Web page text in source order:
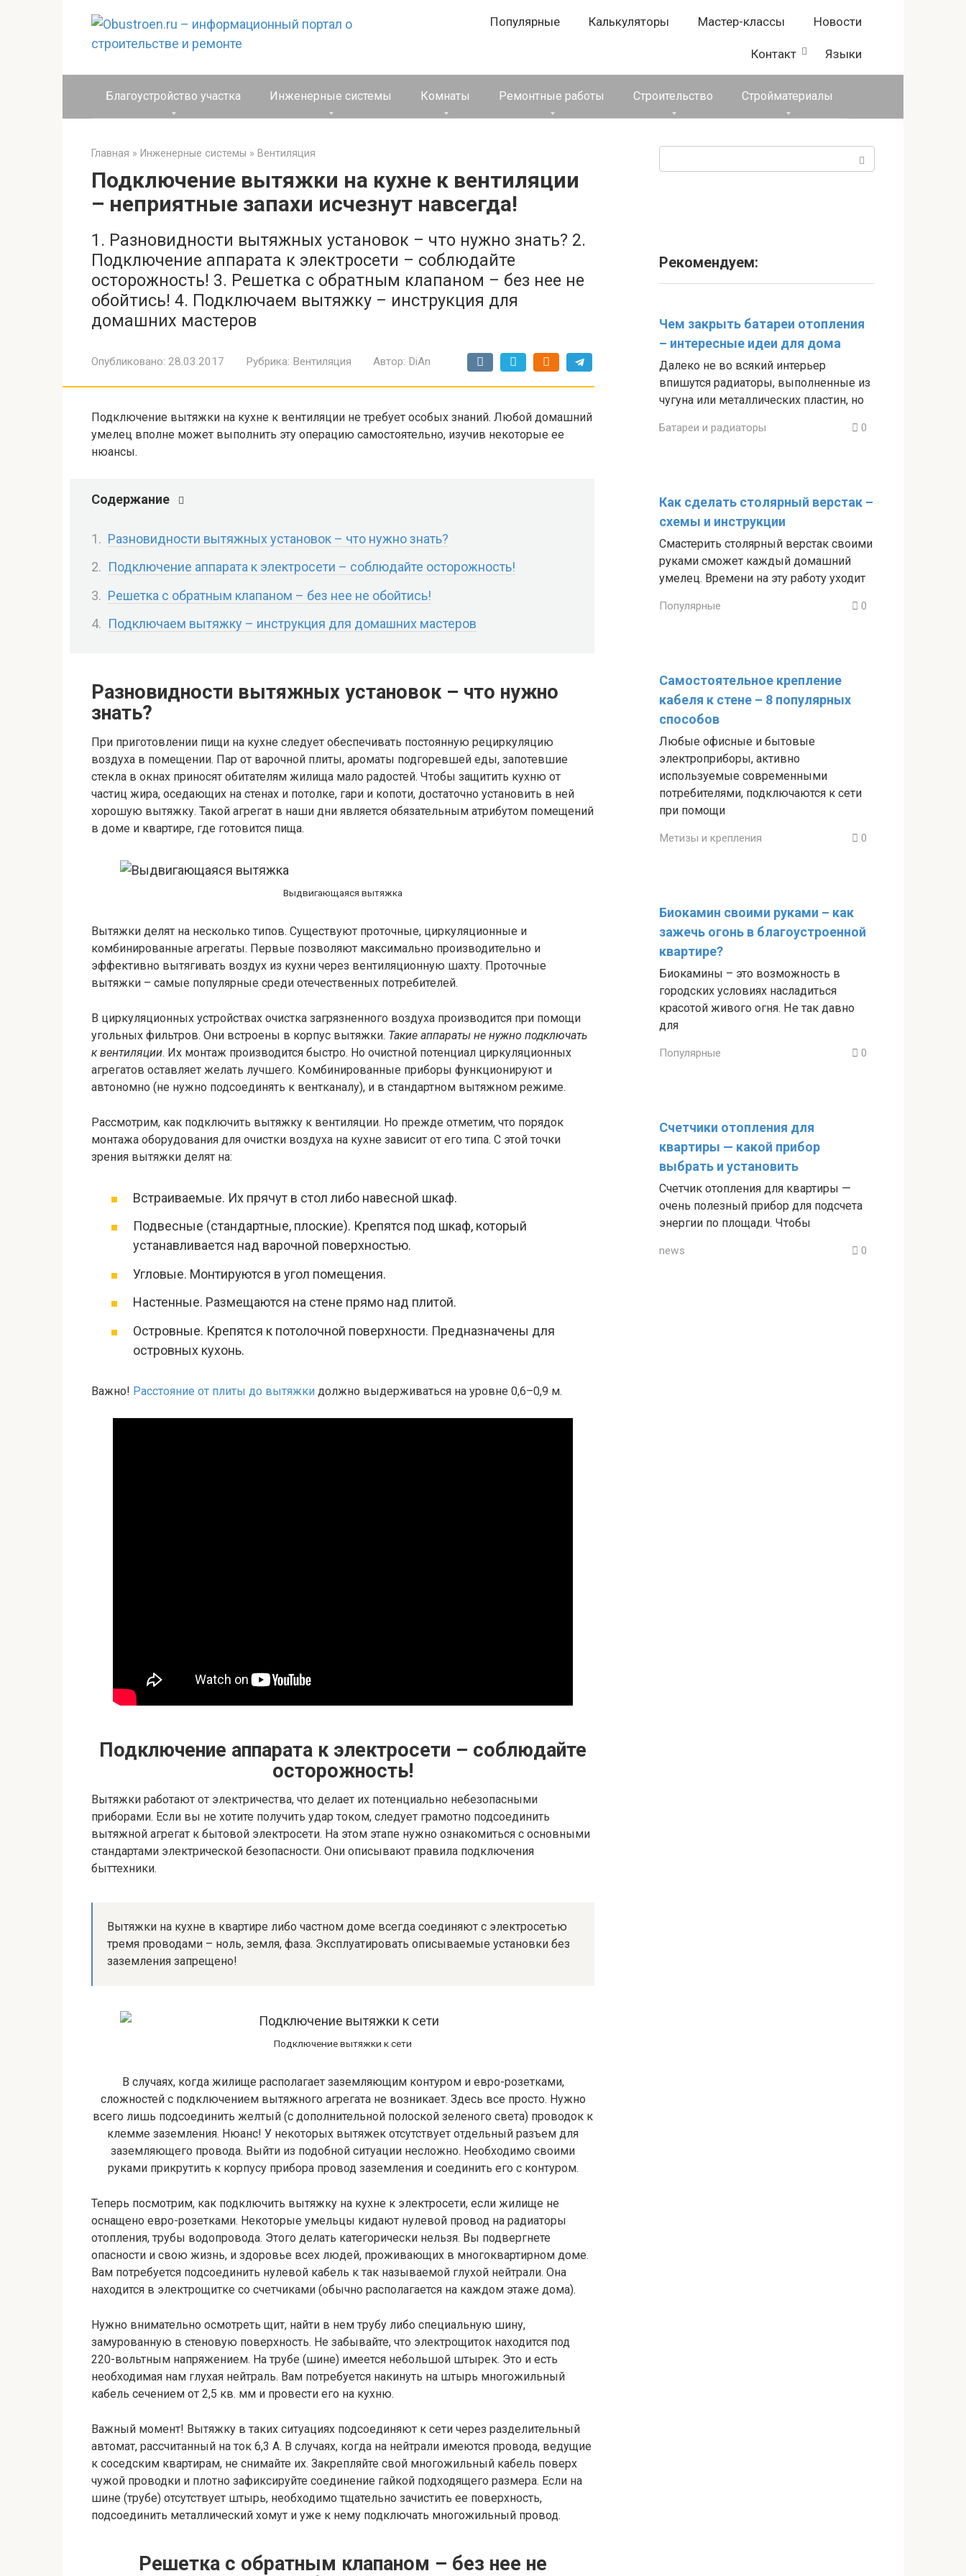
Популярные Калькуляторы Мастер-классы Новости
Контакт Языки
Благоустройство участка Инженерные системы Комнаты Ремонтные работы Строительство Стройматериалы
Главная » Инженерные системы » Вентиляция
Подключение вытяжки на кухне к вентиляции
– неприятные запахи исчезнут навсегда!
1. Разновидности вытяжных установок – что нужно знать? 2.
Подключение аппарата к электросети – соблюдайте
осторожность! 3. Решетка с обратным клапаном – без нее не
обойтись! 4. Подключаем вытяжку – инструкция для
домашних мастеров
Опубликовано: 28.03.2017 Рубрика: Вентиляция Автор: DiAn
Подключение вытяжки на кухне к вентиляции не требует особых знаний. Любой домашний
умелец вполне может выполнить эту операцию самостоятельно, изучив некоторые ее
нюансы.
Содержание
Разновидности вытяжных установок – что нужно знать?
Подключение аппарата к электросети – соблюдайте осторожность!
Решетка с обратным клапаном – без нее не обойтись!
Подключаем вытяжку – инструкция для домашних мастеров
Разновидности вытяжных установок – что нужно
знать?
При приготовлении пищи на кухне следует обеспечивать постоянную рециркуляцию
воздуха в помещении. Пар от варочной плиты, ароматы подгоревшей еды, запотевшие
стекла в окнах приносят обитателям жилища мало радостей. Чтобы защитить кухню от
частиц жира, оседающих на стенах и потолке, гари и копоти, достаточно установить в ней
хорошую вытяжку. Такой агрегат в наши дни является обязательным атрибутом помещений
в доме и квартире, где готовится пища.
Выдвигающаяся вытяжка
Вытяжки делят на несколько типов. Существуют проточные, циркуляционные и
комбинированные агрегаты. Первые позволяют максимально производительно и
эффективно вытягивать воздух из кухни через вентиляционную шахту. Проточные
вытяжки – самые популярные среди отечественных потребителей.
В циркуляционных устройствах очистка загрязненного воздуха производится при помощи
угольных фильтров. Они встроены в корпус вытяжки. Такие аппараты не нужно подключать
к вентиляции. Их монтаж производится быстро. Но очистной потенциал циркуляционных
агрегатов оставляет желать лучшего. Комбинированные приборы функционируют и
автономно (не нужно подсоединять к вентканалу), и в стандартном вытяжном режиме.
Рассмотрим, как подключить вытяжку к вентиляции. Но прежде отметим, что порядок
монтажа оборудования для очистки воздуха на кухне зависит от его типа. С этой точки
зрения вытяжки делят на:
Встраиваемые. Их прячут в стол либо навесной шкаф.
Подвесные (стандартные, плоские). Крепятся под шкаф, который
устанавливается над варочной поверхностью.
Угловые. Монтируются в угол помещения.
Настенные. Размещаются на стене прямо над плитой.
Островные. Крепятся к потолочной поверхности. Предназначены для
островных кухонь.
Важно! Расстояние от плиты до вытяжки должно выдерживаться на уровне 0,6–0,9 м.
Подключение аппарата к электросети – соблюдайте
осторожность!
Вытяжки работают от электричества, что делает их потенциально небезопасными
приборами. Если вы не хотите получить удар током, следует грамотно подсоединить
вытяжной агрегат к бытовой электросети. На этом этапе нужно ознакомиться с основными
стандартами электрической безопасности. Они описывают правила подключения
быттехники.
Вытяжки на кухне в квартире либо частном доме всегда соединяют с электросетью
тремя проводами – ноль, земля, фаза. Эксплуатировать описываемые установки без
заземления запрещено!
Подключение вытяжки к сети
В случаях, когда жилище располагает заземляющим контуром и евро-розетками,
сложностей с подключением вытяжного агрегата не возникает. Здесь все просто. Нужно
всего лишь подсоединить желтый (с дополнительной полоской зеленого света) проводок к
клемме заземления. Нюанс! У некоторых вытяжек отсутствует отдельный разъем для
заземляющего провода. Выйти из подобной ситуации несложно. Необходимо своими
руками прикрутить к корпусу прибора провод заземления и соединить его с контуром.
Теперь посмотрим, как подключить вытяжку на кухне к электросети, если жилище не
оснащено евро-розетками. Некоторые умельцы кидают нулевой провод на радиаторы
отопления, трубы водопровода. Этого делать категорически нельзя. Вы подвергнете
опасности и свою жизнь, и здоровье всех людей, проживающих в многоквартирном доме.
Вам потребуется подсоединить нулевой кабель к так называемой глухой нейтрали. Она
находится в электрощитке со счетчиками (обычно располагается на каждом этаже дома).
Нужно внимательно осмотреть щит, найти в нем трубу либо специальную шину,
замурованную в стеновую поверхность. Не забывайте, что электрощиток находится под
220-вольтным напряжением. На трубе (шине) имеется небольшой штырек. Это и есть
необходимая нам глухая нейтраль. Вам потребуется накинуть на штырь многожильный
кабель сечением от 2,5 кв. мм и провести его на кухню.
Важный момент! Вытяжку в таких ситуациях подсоединяют к сети через разделительный
автомат, рассчитанный на ток 6,3 А. В случаях, когда на нейтрали имеются провода, ведущие
к соседским квартирам, не снимайте их. Закрепляйте свой многожильный кабель поверх
чужой проводки и плотно зафиксируйте соединение гайкой подходящего размера. Если на
шине (трубе) отсутствует штырь, необходимо тщательно зачистить ее поверхность,
подсоединить металлический хомут и уже к нему подключать многожильный провод.
Решетка с обратным клапаном – без нее не
Рекомендуем:
Чем закрыть батареи отопления
– интересные идеи для дома
Далеко не во всякий интерьер
впишутся радиаторы, выполненные из
чугуна или металлических пластин, но
Батареи и радиаторы 0
Как сделать столярный верстак –
схемы и инструкции
Смастерить столярный верстак своими
руками сможет каждый домашний
умелец. Времени на эту работу уходит
Популярные 0
Самостоятельное крепление
кабеля к стене – 8 популярных
способов
Любые офисные и бытовые
электроприборы, активно
используемые современными
потребителями, подключаются к сети
при помощи
Метизы и крепления 0
Биокамин своими руками – как
зажечь огонь в благоустроенной
квартире?
Биокамины – это возможность в
городских условиях насладиться
красотой живого огня. Не так давно
для
Популярные 0
Счетчики отопления для
квартиры — какой прибор
выбрать и установить
Счетчик отопления для квартиры —
очень полезный прибор для подсчета
энергии по площади. Чтобы
news 0